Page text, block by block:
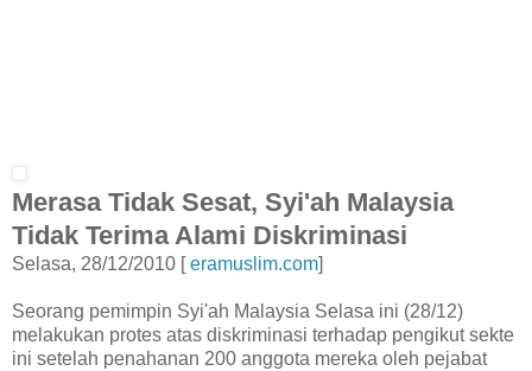
Merasa Tidak Sesat, Syi'ah Malaysia
Tidak Terima Alami Diskriminasi
Selasa, 28/12/2010 [eramuslim.com]
Seorang pemimpin Syi'ah Malaysia Selasa ini (28/12)
melakukan protes atas diskriminasi terhadap pengikut sekte
ini setelah penahanan 200 anggota mereka oleh pejabat